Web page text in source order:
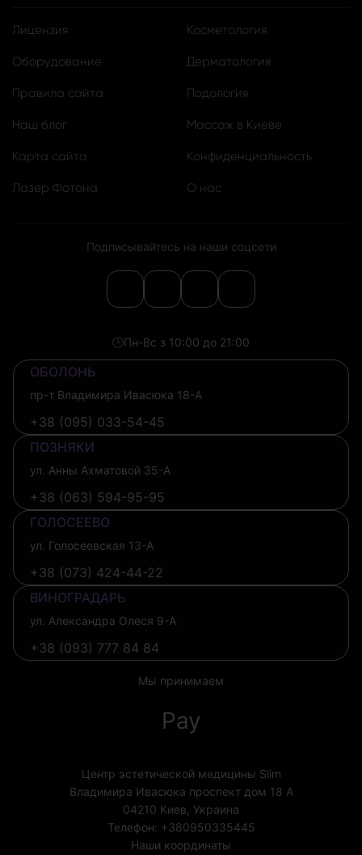
Лицензия
Оборудование
Правила сайта
Наш блог
Карта сайта
Лазер Фотона
Косметология
Дерматология
Подология
Массаж в Киеве
Конфиденциальность
О нас
Подписывайтесь на наши соцсети
🕒Пн-Вс з 10:00 до 21:00
ОБОЛОНЬ
пр-т Владимира Ивасюка 18-А
+38 (095) 033-54-45
ПОЗНЯКИ
ул. Анны Ахматовой 35-А
+38 (063) 594-95-95
ГОЛОСЕЕВО
ул. Голосеевская 13-А
+38 (073) 424-44-22
ВИНОГРАДАРЬ
ул. Александра Олеся 9-А
+38 (093) 777 84 84
Мы принимаем
Pay
Центр эстетической медицины Slim
Владимира Ивасюка проспект дом 18 А
04210 Киев, Украина
Телефон: +380950335445
Наши координаты